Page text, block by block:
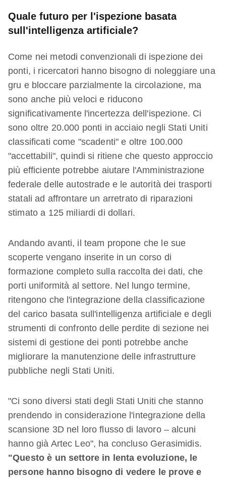
Quale futuro per l'ispezione basata
sull'intelligenza artificiale?
Come nei metodi convenzionali di ispezione dei
ponti, i ricercatori hanno bisogno di noleggiare una
gru e bloccare parzialmente la circolazione, ma
sono anche più veloci e riducono
significativamente l'incertezza dell'ispezione. Ci
sono oltre 20.000 ponti in acciaio negli Stati Uniti
classificati come "scadenti" e oltre 100.000
"accettabili", quindi si ritiene che questo approccio
più efficiente potrebbe aiutare l'Amministrazione
federale delle autostrade e le autorità dei trasporti
statali ad affrontare un arretrato di riparazioni
stimato a 125 miliardi di dollari.
Andando avanti, il team propone che le sue
scoperte vengano inserite in un corso di
formazione completo sulla raccolta dei dati, che
porti uniformità al settore. Nel lungo termine,
ritengono che l'integrazione della classificazione
del carico basata sull'intelligenza artificiale e degli
strumenti di confronto delle perdite di sezione nei
sistemi di gestione dei ponti potrebbe anche
migliorare la manutenzione delle infrastrutture
pubbliche negli Stati Uniti.
"Ci sono diversi stati degli Stati Uniti che stanno
prendendo in considerazione l'integrazione della
scansione 3D nel loro flusso di lavoro – alcuni
hanno già Artec Leo", ha concluso Gerasimidis.
"Questo è un settore in lenta evoluzione, le
persone hanno bisogno di vedere le prove e